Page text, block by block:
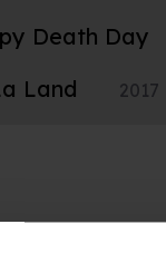
Death Day
Land 2017